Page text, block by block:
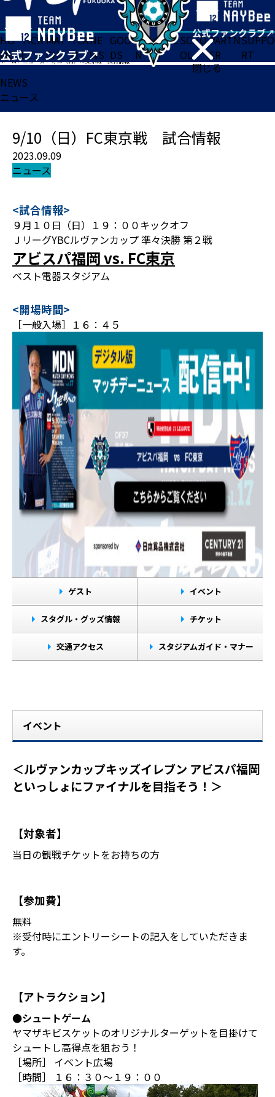
閉じる
HO
ME
TICK
ET
MAT
CH
TEA
M
NE
WS
GOO
DS
FA
N
ACADE
MY
SCHO
OL
PARTN
ER
SUPPO
RT
ホーム>ニュース>9/10（日）FC東京戦 試合情報
NEWS
ニュース
9/10（日）FC東京戦 試合情報
2023.09.09
ニュース
<試合情報>
９月１０日（日）１９：００キックオフ
ＪリーグYBCルヴァンカップ 準々決勝 第２戦
アビスパ福岡 vs. FC東京
ベスト電器スタジアム
<開場時間>
［一般入場］１６：４５
ゲスト イベント
スタグル・グッズ情報 チケット
交通アクセス スタジアムガイド・マナー
イベント
＜ルヴァンカップキッズイレブン アビスパ福岡
といっしょにファイナルを目指そう！＞
【対象者】
当日の観戦チケットをお持ちの方
【参加費】
無料
※受付時にエントリーシートの記入をしていただきま
す。
【アトラクション】
●シュートゲーム
ヤマザキビスケットのオリジナルターゲットを目掛けて
シュートし高得点を狙おう！
［場所］ イベント広場
［時間］ １６：３０～１９：００